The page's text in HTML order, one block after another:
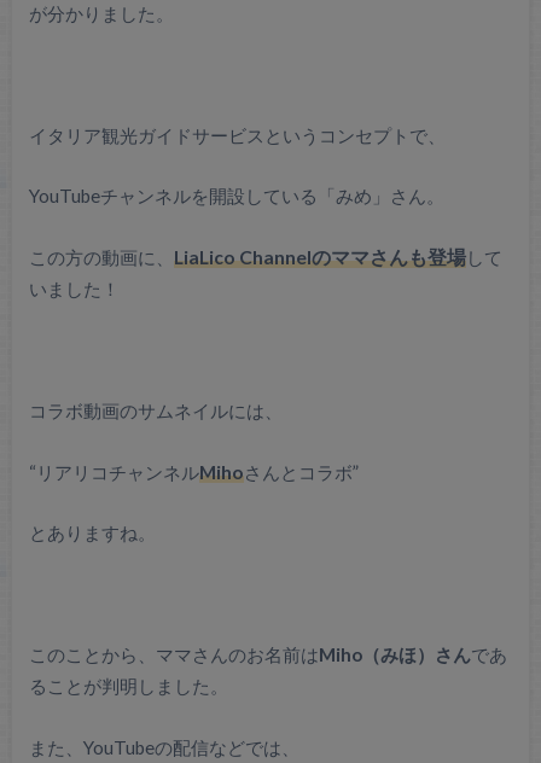
が分かりました。
イタリア観光ガイドサービスというコンセプトで、
YouTubeチャンネルを開設している「みめ」さん。
この方の動画に、 LiaLico Channelのママさんも登場して
いました！
コラボ動画のサムネイルには、
“リアリコチャンネルMihoさんとコラボ”
とありますね。
このことから、ママさんのお名前はMiho（みほ）さんであ
ることが判明しました。
また、YouTubeの配信などでは、